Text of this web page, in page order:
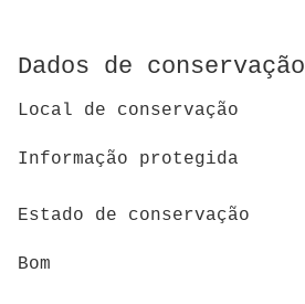
Dados de conservação
Local de conservação
Informação protegida
Estado de conservação
Bom